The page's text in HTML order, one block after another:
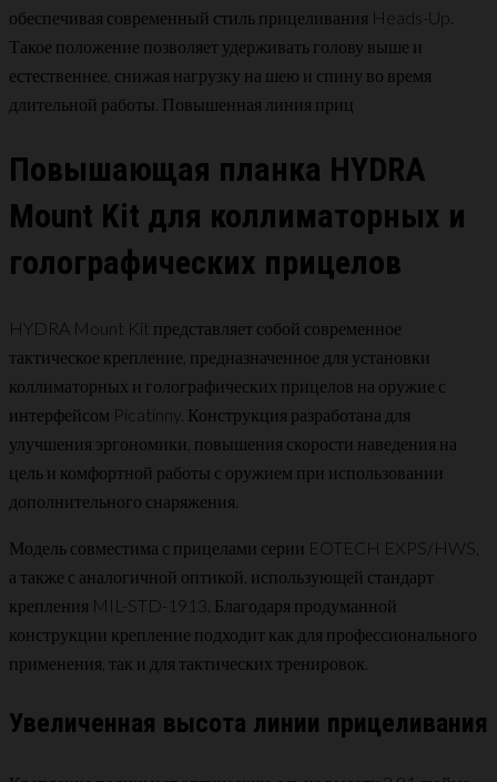
обеспечивая современный стиль прицеливания Heads-Up.
Такое положение позволяет удерживать голову выше и
естественнее, снижая нагрузку на шею и спину во время
длительной работы. Повышенная линия приц
Повышающая планка HYDRA
Mount Kit для коллиматорных и
голографических прицелов
HYDRA Mount Kit представляет собой современное
тактическое крепление, предназначенное для установки
коллиматорных и голографических прицелов на оружие с
интерфейсом Picatinny. Конструкция разработана для
улучшения эргономики, повышения скорости наведения на
цель и комфортной работы с оружием при использовании
дополнительного снаряжения.
Модель совместима с прицелами серии EOTECH EXPS/HWS,
а также с аналогичной оптикой, использующей стандарт
крепления MIL-STD-1913. Благодаря продуманной
конструкции крепление подходит как для профессионального
применения, так и для тактических тренировок.
Увеличенная высота линии прицеливания